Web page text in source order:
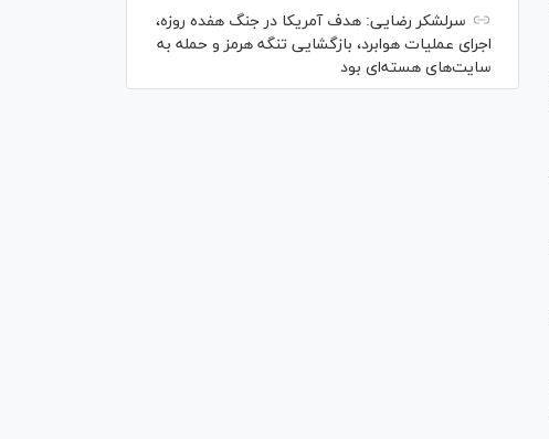
سرلشکر رضایی: هدف آمریکا در جنگ هفده روزه،
اجرای عملیات هوابرد، بازگشایی تنگه هرمز و حمله به
سایت‌های هسته‌ای بود